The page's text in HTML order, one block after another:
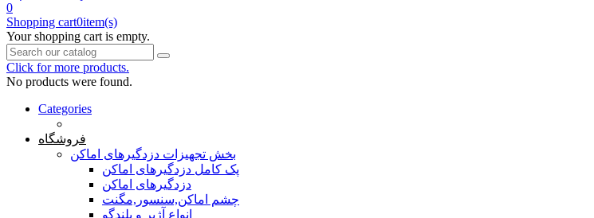
0
Shopping cart0item(s)
Your shopping cart is empty.
Click for more products.
No products were found.
Categories
فروشگاه
بخش تجهیزات دزدگیرهای اماکن
پک کامل دزدگیرهای اماکن
دزدگیرهای اماکن
چشم اماکن,سنسور,مگنت
انواع آژیر و بلندگو